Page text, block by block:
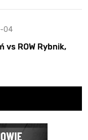
04
vs ROW Rybnik,